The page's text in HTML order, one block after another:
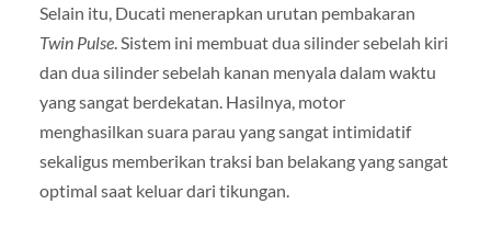
Selain itu, Ducati menerapkan urutan pembakaran
Twin Pulse. Sistem ini membuat dua silinder sebelah kiri
dan dua silinder sebelah kanan menyala dalam waktu
yang sangat berdekatan. Hasilnya, motor
menghasilkan suara parau yang sangat intimidatif
sekaligus memberikan traksi ban belakang yang sangat
optimal saat keluar dari tikungan.